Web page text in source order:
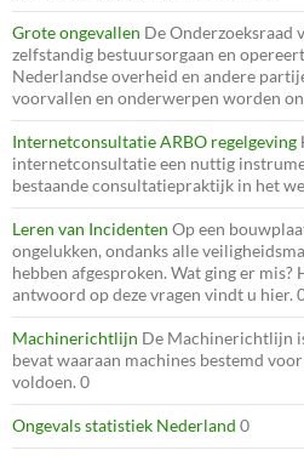
Grote ongevallen De Onderzoeksraad
zelfstandig bestuursorgaan en
Nederlandse overheid en andere
voorvallen en onderwerpen worden
Internetconsultatie ARBO regelgeving
internetconsultatie een nuttig
bestaande consultatiepraktijk in het
Leren van Incidenten Op een
ongelukken, ondanks alle
hebben afgesproken. Wat ging er mis?
antwoord op deze vragen vindt u hier.
Machinerichtlijn De Machinerichtlijn
bevat waaraan machines bestemd
voldoen. 0
Ongevals statistiek Nederland 0